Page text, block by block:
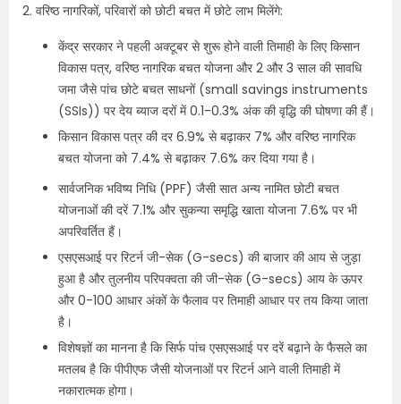
2. वरिष्ठ नागरिकों, परिवारों को छोटी बचत में छोटे लाभ मिलेंगे:
केंद्र सरकार ने पहली अक्टूबर से शुरू होने वाली तिमाही के लिए किसान
विकास पत्र, वरिष्ठ नागरिक बचत योजना और 2 और 3 साल की सावधि
जमा जैसे पांच छोटे बचत साधनों (small savings instruments
(SSIs)) पर देय ब्याज दरों में 0.1-0.3% अंक की वृद्धि की घोषणा की हैं।
किसान विकास पत्र की दर 6.9% से बढ़ाकर 7% और वरिष्ठ नागरिक
बचत योजना को 7.4% से बढ़ाकर 7.6% कर दिया गया है।
सार्वजनिक भविष्य निधि (PPF) जैसी सात अन्य नामित छोटी बचत
योजनाओं की दरें 7.1% और सुकन्या समृद्धि खाता योजना 7.6% पर भी
अपरिवर्तित हैं।
एसएसआई पर रिटर्न जी-सेक (G-secs) की बाजार की आय से जुड़ा
हुआ है और तुलनीय परिपक्वता की जी-सेक (G-secs) आय के ऊपर
और 0-100 आधार अंकों के फैलाव पर तिमाही आधार पर तय किया जाता
है।
विशेषज्ञों का मानना है कि सिर्फ पांच एसएसआई पर दरें बढ़ाने के फैसले का
मतलब है कि पीपीएफ जैसी योजनाओं पर रिटर्न आने वाली तिमाही में
नकारात्मक होगा।